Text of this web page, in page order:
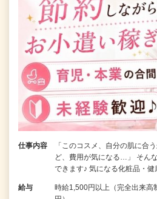
仕事内容
「このコスメ、自分の肌に合
ど、費用が気になる…」 そん
できます♪ 気になる化粧品・
給与
時給1,500円以上（完全出来